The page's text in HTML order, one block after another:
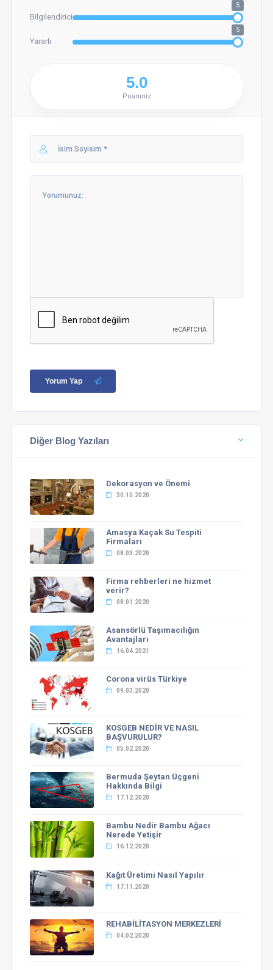
Bilgilendirici
5
Yararlı
5
Puanınız
Yorum Yap
Diğer Blog Yazıları
Dekorasyon ve Önemi
30.10.2020
Amasya Kaçak Su Tespiti
Firmaları
08.03.2020
Firma rehberleri ne hizmet
verir?
08.01.2020
Asansörlü Taşımacılığın
Avantajları
16.04.2021
Corona virüs Türkiye
09.03.2020
KOSGEB NEDİR VE NASIL
BAŞVURULUR?
05.02.2020
Bermuda Şeytan Üçgeni
Hakkında Bilgi
17.12.2020
Bambu Nedir Bambu Ağacı
Nerede Yetişir
16.12.2020
Kağıt Üretimi Nasıl Yapılır
17.11.2020
REHABİLİTASYON MERKEZLERİ
04.02.2020